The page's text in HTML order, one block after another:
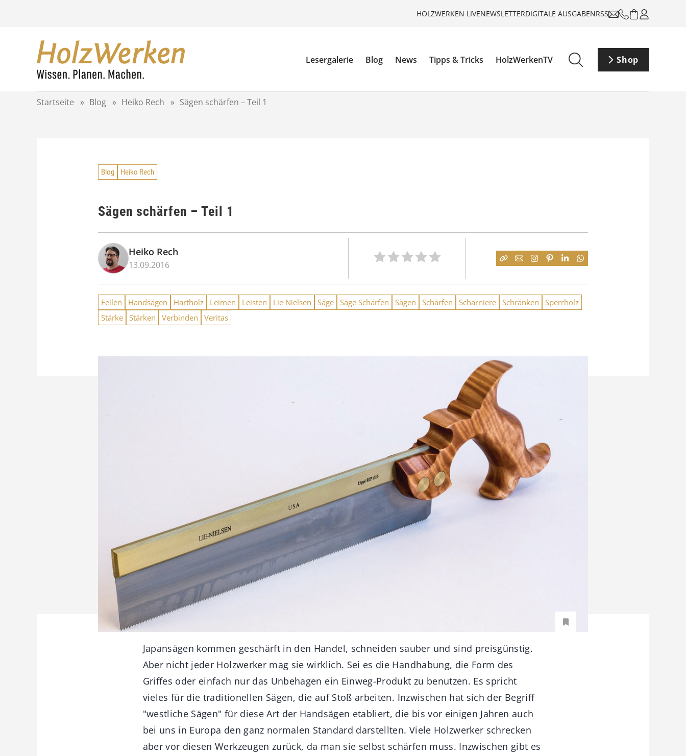
HOLZWERKEN LIVENEWSLETTERDIGITALE AUSGABENRSS
Lesergalerie Blog News Tipps & Tricks HolzWerkenTV Shop
Startseite » Blog » Heiko Rech » Sägen schärfen – Teil 1
Blog Heiko Rech
Sägen schärfen – Teil 1
Heiko Rech
13.09.2016
Feilen Handsägen Hartholz Leimen Leisten Lie Nielsen Säge Säge Schärfen Sägen Schärfen Scharniere Schränken
Sperrholz
Stärke Stärken Verbinden Veritas
Japansägen kommen geschärft in den Handel, schneiden sauber und sind preisgünstig.
Aber nicht jeder Holzwerker mag sie wirklich. Sei es die Handhabung, die Form des
Griffes oder einfach nur das Unbehagen ein Einweg-Produkt zu benutzen. Es spricht
vieles für die traditionellen Sägen, die auf Stoß arbeiten. Inzwischen hat sich der Begriff
"westliche Sägen" für diese Art der Handsägen etabliert, die bis vor einigen Jahren auch
bei uns in Europa den ganz normalen Standard darstellten. Viele Holzwerker schrecken
aber vor diesen Werkzeugen zurück, da man sie selbst schärfen muss. Inzwischen gibt es